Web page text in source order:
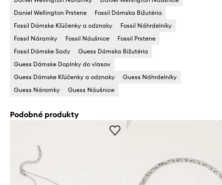
Daniel Wellington Prstene
Fossil Dámska Bižutéria
Fossil Dámske Kľúčenky a odznaky
Fossil Náhrdelníky
Fossil Náramky
Fossil Náušnice
Fossil Prstene
Fossil Dámske Sady
Guess Dámska Bižutéria
Guess Dámske Doplnky do vlasov
Guess Dámske Kľúčenky a odznaky
Guess Náhrdelníky
Guess Náramky
Guess Náušnice
Podobné produkty